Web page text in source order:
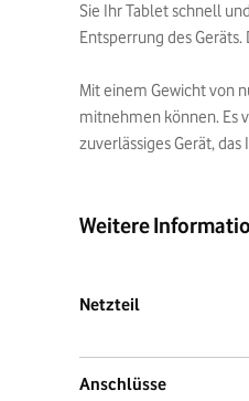
Sie Ihr Tablet schnell
Entsperrung des
Mit einem Gewicht von
mitnehmen können. Es
zuverlässiges Gerät,
Weitere
Netzteil
Anschlüsse